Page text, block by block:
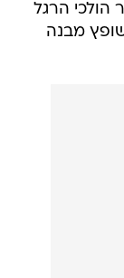
הולכי הרגל
שופץ מבנה